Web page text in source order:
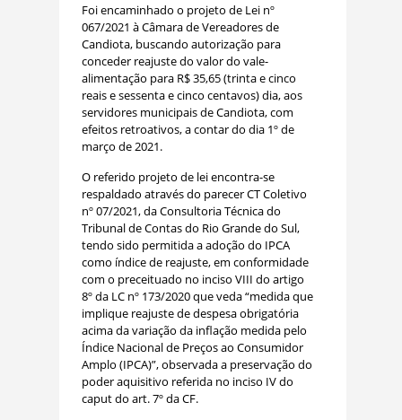
Foi encaminhado o projeto de Lei nº
067/2021 à Câmara de Vereadores de
Candiota, buscando autorização para
conceder reajuste do valor do vale-
alimentação para R$ 35,65 (trinta e cinco
reais e sessenta e cinco centavos) dia, aos
servidores municipais de Candiota, com
efeitos retroativos, a contar do dia 1º de
março de 2021.
O referido projeto de lei encontra-se
respaldado através do parecer CT Coletivo
nº 07/2021, da Consultoria Técnica do
Tribunal de Contas do Rio Grande do Sul,
tendo sido permitida a adoção do IPCA
como índice de reajuste, em conformidade
com o preceituado no inciso VIII do artigo
8º da LC nº 173/2020 que veda “medida que
implique reajuste de despesa obrigatória
acima da variação da inflação medida pelo
Índice Nacional de Preços ao Consumidor
Amplo (IPCA)”, observada a preservação do
poder aquisitivo referida no inciso IV do
caput do art. 7º da CF.